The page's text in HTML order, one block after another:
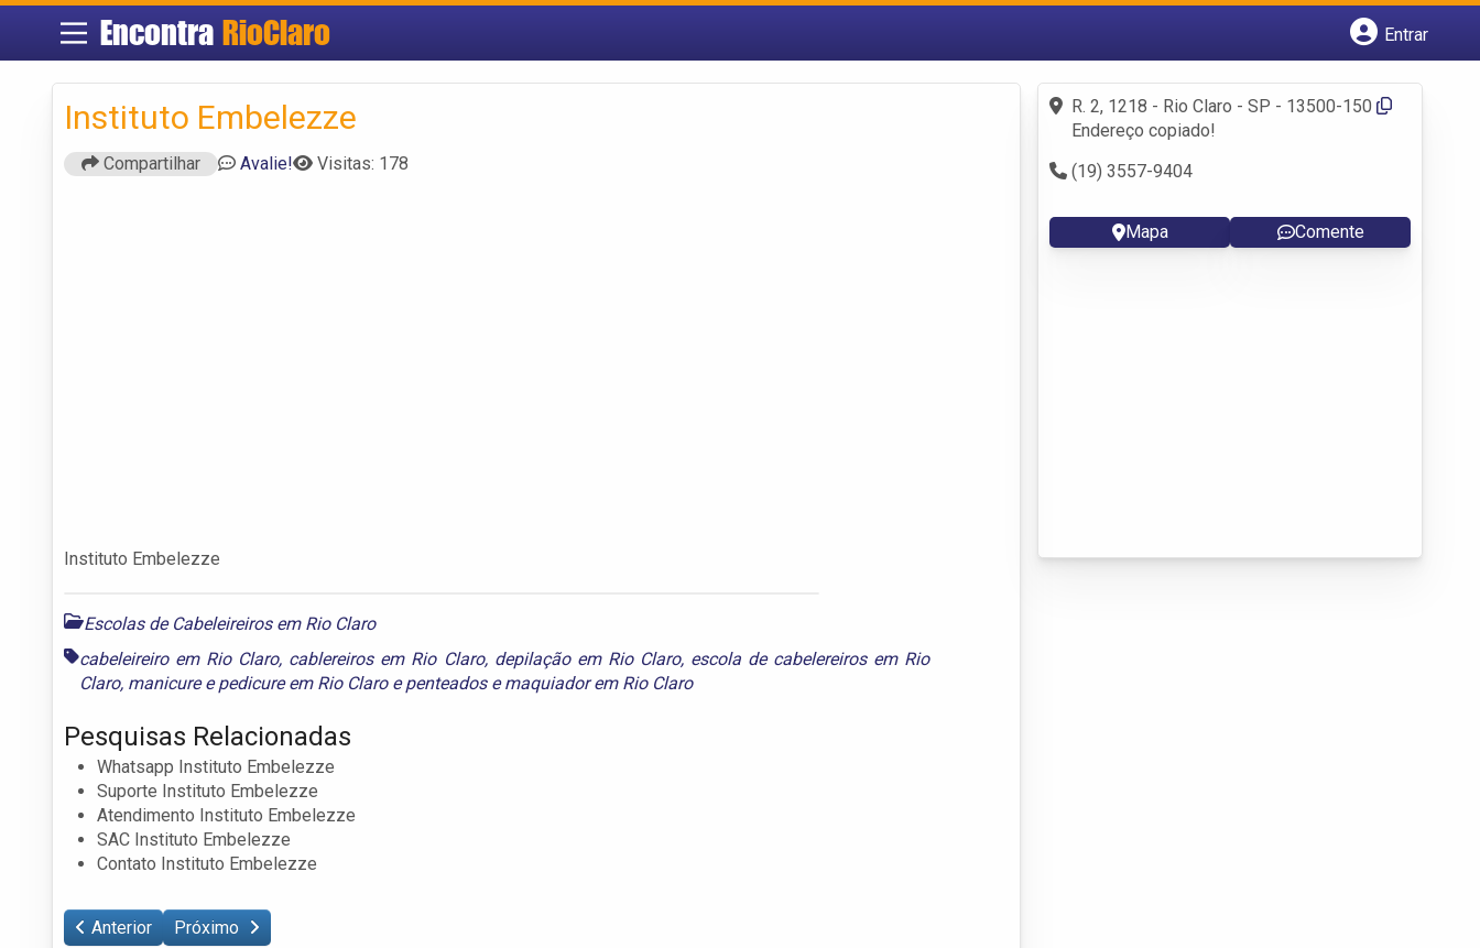
Encontra RioClaro
Entrar
Fazer login
Criar conta
Instituto Embelezze
Compartilhar Avalie! Visitas: 178
Instituto Embelezze
Escolas de Cabeleireiros em Rio Claro
cabeleireiro em Rio Claro, cablereiros em Rio Claro, depilação em Rio Claro, escola de cabelereiros em Rio
Claro, manicure e pedicure em Rio Claroepenteados e maquiador em Rio Claro
Pesquisas Relacionadas
Whatsapp Instituto Embelezze
Suporte Instituto Embelezze
Atendimento Instituto Embelezze
SAC Instituto Embelezze
Contato Instituto Embelezze
Anterior Próximo
R. 2, 1218 - Rio Claro - SP - 13500-150
Endereço copiado!
(19) 3557-9404
Mapa Comente